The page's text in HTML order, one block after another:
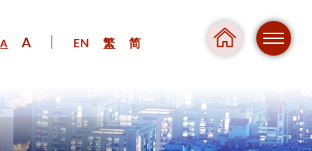
A A EN 繁 简
危險